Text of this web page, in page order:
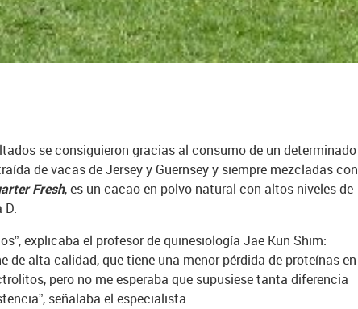
se consiguieron gracias al consumo de un determinado
de vacas de Jersey y Guernsey y siempre mezcladas con
Fresh, es un cacao en polvo natural con altos niveles de
D.
explicaba el profesor de quinesiología Jae Kun Shim:
de alta calidad, que tiene una menor pérdida de proteínas en
pero no me esperaba que supusiese tanta diferencia
señalaba el especialista.